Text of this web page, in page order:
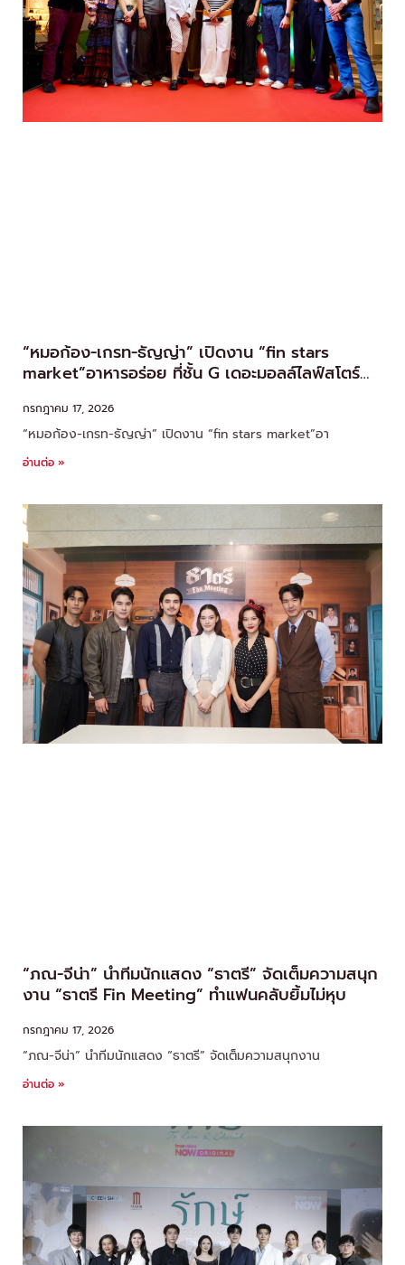
“หมอก้อง-เกรท-ธัญญ่า” เปิดงาน “fin stars
market”อาหารอร่อย ที่ชั้น G เดอะมอลล์ไลฟ์สโตร์
กรกฎาคม 17, 2026
“หมอก้อง-เกรท-ธัญญ่า” เปิดงาน “fin stars market”อา
อ่านต่อ »
“ภณ-จีน่า” นำทีมนักแสดง “ธาตรี” จัดเต็มความสนุก
งาน “ธาตรี Fin Meeting” ทำแฟนคลับยิ้มไม่หุบ
กรกฎาคม 17, 2026
“ภณ-จีน่า” นำทีมนักแสดง “ธาตรี” จัดเต็มความสนุกงาน
อ่านต่อ »